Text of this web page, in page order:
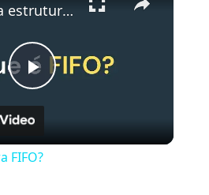
Play
Video
O que é a estrutura FIFO?
FIFO?